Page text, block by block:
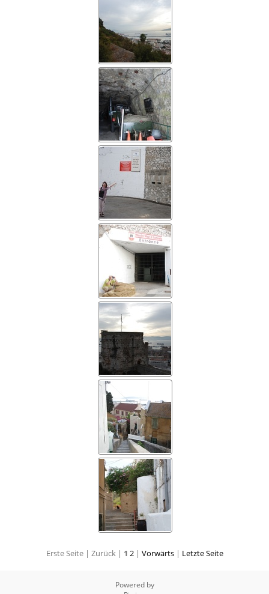
Erste Seite | Zurück | 1 2 | Vorwärts | Letzte Seite
Powered by